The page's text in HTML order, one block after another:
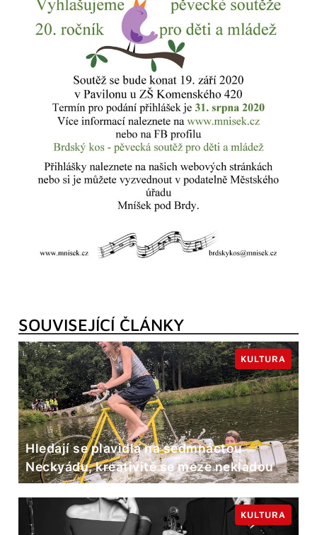
SOUVISEJÍCÍ ČLÁNKY
Hledají se plavidla na sedmnáctou
Neckyádu, kreativitě se meze nekladou
KULTURA
KULTURA